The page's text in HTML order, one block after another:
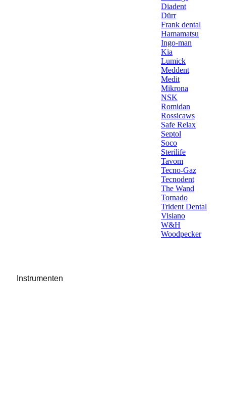
Diadent
Dürr
Frank dental
Hamamatsu
Ingo-man
Kia
Lumick
Meddent
Medit
Mikrona
NSK
Romidan
Rossicaws
Safe Relax
Septol
Soco
Sterilife
Tavom
Tecno-Gaz
Tecnodent
The Wand
Tornado
Trident Dental
Visiano
W&H
Woodpecker
Instrumenten